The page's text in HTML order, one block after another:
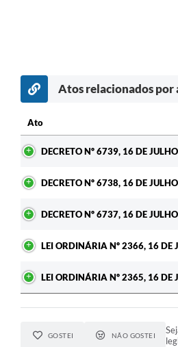
Atos relacionados por
Ato
DECRETO Nº 6739, 16 DE
DECRETO Nº 6738, 16 DE
DECRETO Nº 6737, 16 DE
LEI ORDINÁRIA Nº 2366, 16 DE
LEI ORDINÁRIA Nº 2365, 16 DE
GOSTEI NÃO GOSTEI